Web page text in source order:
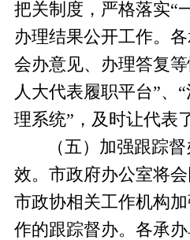
把关制度，严格落实“
办理结果公开工作。
会办意见、办理答复
人大代表履职平台”、
理系统”，及时让代表
（五）加强跟踪
效。 市政府办公室将会
市政协相关工作机构
作的跟踪督办。各承